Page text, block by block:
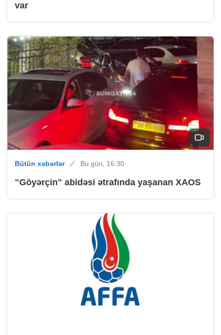
var
Bütün xəbərlər Bu gün, 16:30
"Göyərçin" abidəsi ətrafında yaşanan XAOS